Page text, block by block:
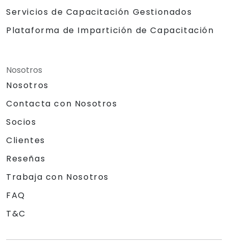
Servicios de Capacitación Gestionados
Plataforma de Impartición de Capacitación
Nosotros
Nosotros
Contacta con Nosotros
Socios
Clientes
Reseñas
Trabaja con Nosotros
FAQ
T&C